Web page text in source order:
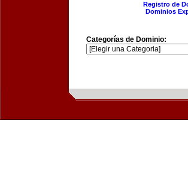
Registro de
Dominios
Categorías de Dominio: